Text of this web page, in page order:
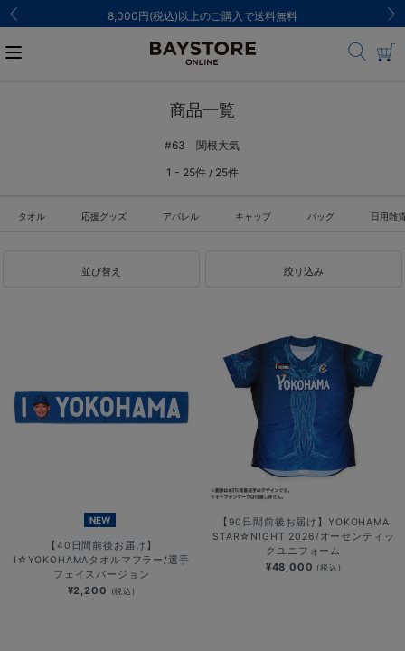
ご注文集中による発送についてのお知らせ
商品一覧
#63 関根大気
1 - 25件 / 25件
タオル 応援グッズ アパレル キャップ バッグ 日用雑
並び替え 絞り込み
NEW
【40日間前後お届け】
I☆YOKOHAMAタオルマフラー/選手
フェイスバージョン
¥2,200 (税込)
【90日間前後お届け】YOKOHAMA
STAR☆NIGHT 2026/オーセンティッ
クユニフォーム
¥48,000 (税込)